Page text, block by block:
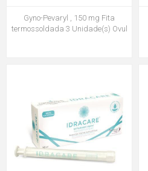
Gyno-Pevaryl , 150 mg Fita
termossoldada 3 Unidade(s) Ovul